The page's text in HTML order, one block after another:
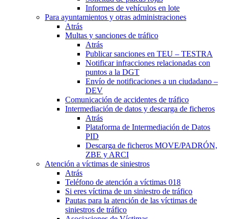
Informes de vehículos en lote
Para ayuntamientos y otras administraciones
Atrás
Multas y sanciones de tráfico
Atrás
Publicar sanciones en TEU – TESTRA
Notificar infracciones relacionadas con
puntos a la DGT
Envío de notificaciones a un ciudadano –
DEV
Comunicación de accidentes de tráfico
Intermediación de datos y descarga de ficheros
Atrás
Plataforma de Intermediación de Datos
PID
Descarga de ficheros MOVE/PADRÓN,
ZBE y ARCI
Atención a víctimas de siniestros
Atrás
Teléfono de atención a víctimas 018
Si eres víctima de un siniestro de tráfico
Pautas para la atención de las víctimas de
siniestros de tráfico